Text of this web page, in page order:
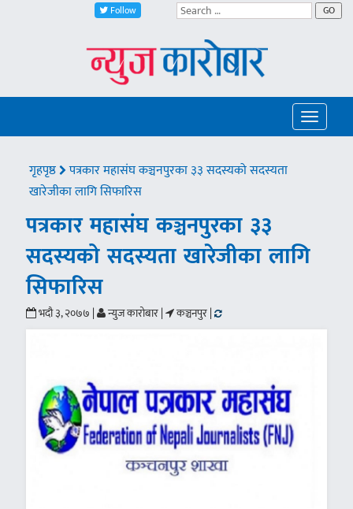
Follow GO
Toggle
गृहपृष्ठ
पत्रकार महासंघ कञ्चनपुरका ३३ सदस्यको सदस्यता
खारेजीका लागि सिफारिस
पत्रकार महासंघ कञ्चनपुरका ३३
सदस्यको सदस्यता खारेजीका लागि
सिफारिस
भदौ ३, २०७७ | न्युज कारोबार | कञ्चनपुर |